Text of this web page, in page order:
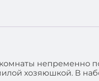
хозяюшкой. В